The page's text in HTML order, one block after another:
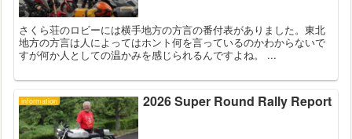
さくら荘のロビーには横手地方の方言の番付表がありました。東北
地方の方言は人によってはホント何を言っているのかわからないで
すが何か人としての温かみを感じられるんですよね。 ...
information 2026 Super Round Rally Report